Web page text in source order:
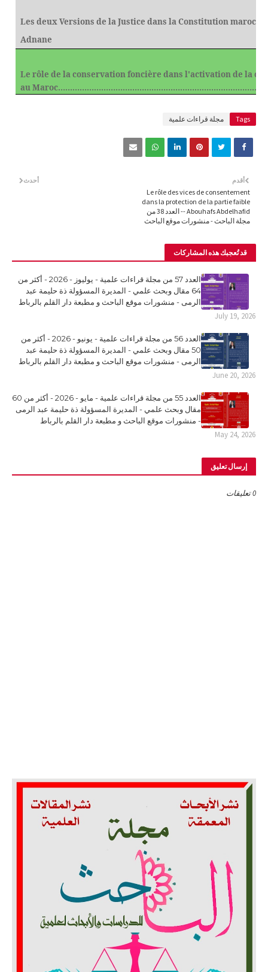
Les deux Versions de la Justice dans la Constitution
Adnane
Le rôle de la conservation foncière dans l'activation de la
au
Tags مجلة قراءات علمية
أحدث أقدم
Le rôle des vices de consentement
dans la protection de la partie faible
- Abouhafs Abdelhafid- العدد 38 من
مجلة الباحث - منشورات موقع الباحث
قد تُعجبك هذه المشاركات
العدد 57 من مجلة قراءات علمية - يوليوز - 2026 - أكثر من
64 مقال وبحث علمي - المديرة المسؤولة ذة حليمة عبد
الرمى - منشورات موقع الباحث و مطبعة دار القلم بالرباط
July 19, 2026
العدد 56 من مجلة قراءات علمية - يونيو - 2026 - أكثر من
50 مقال وبحث علمي - المديرة المسؤولة ذة حليمة عبد
الرمى - منشورات موقع الباحث و مطبعة دار القلم بالرباط
June 20, 2026
العدد 55 من مجلة قراءات علمية - مايو - 2026 - أكثر من 60
مقال وبحث علمي - المديرة المسؤولة ذة حليمة عبد الرمى
- منشورات موقع الباحث و مطبعة دار القلم بالرباط
May 24, 2026
إرسال تعليق
0 تعليقات